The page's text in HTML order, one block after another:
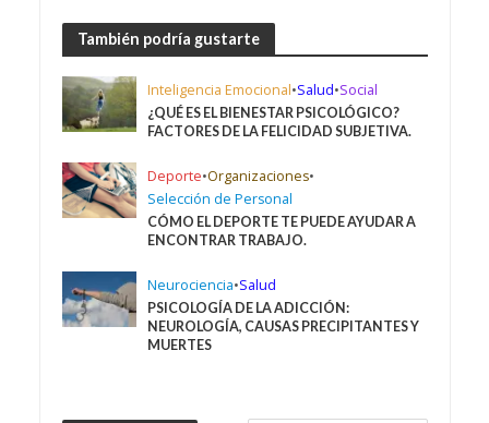
También podría gustarte
Inteligencia Emocional•Salud•Social
¿QUÉ ES EL BIENESTAR PSICOLÓGICO?
FACTORES DE LA FELICIDAD SUBJETIVA.
Deporte•Organizaciones•
Selección de Personal
CÓMO EL DEPORTE TE PUEDE AYUDAR A
ENCONTRAR TRABAJO.
Neurociencia•Salud
PSICOLOGÍA DE LA ADICCIÓN:
NEUROLOGÍA, CAUSAS PRECIPITANTES Y
MUERTES